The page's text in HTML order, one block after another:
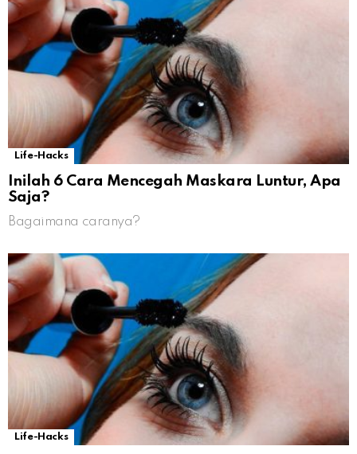
Life-Hacks
Inilah 6 Cara Mencegah Maskara Luntur, Apa
Saja?
Bagaimana caranya?
Life-Hacks